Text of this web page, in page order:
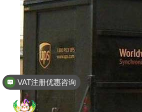
VAT注册优惠咨询